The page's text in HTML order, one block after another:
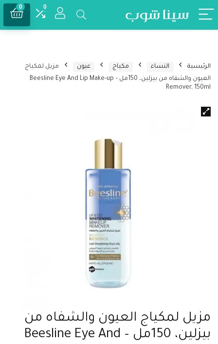
0
0
الرئيسية النساء مكياج عيون
مزيل لمكياج
العيون والشفاه من بيزلين، 150مل – Beesline Eye And Lip Make-up
Remover, 150ml
مزيل لمكياج العيون والشفاه من
بيزلين، 150مل – Beesline Eye And